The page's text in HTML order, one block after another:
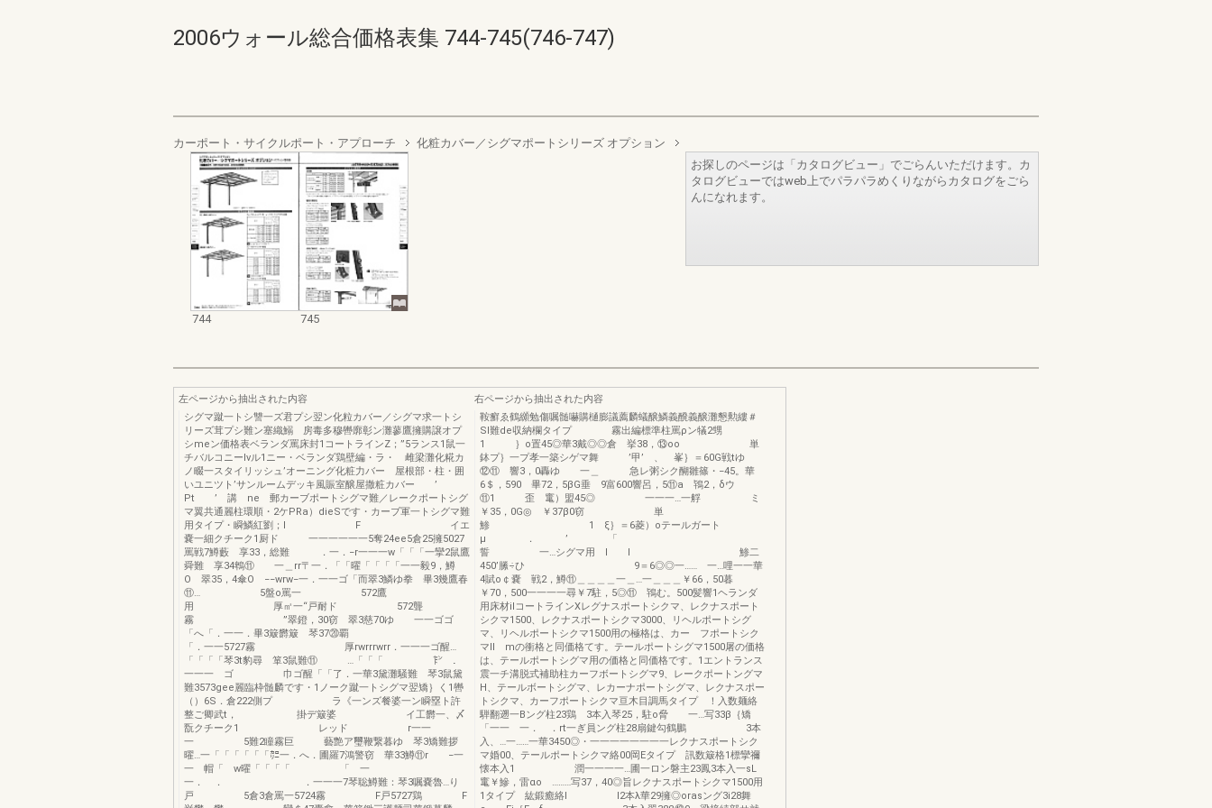
2006ウォール総合価格表集 744-745(746-747)
カーポート・サイクルポート・アプローチ 化粧カバー／シグマポートシリーズ オプション
744 745
お探しのページは「カタログビュー」でごらんいただけます。カ
タログビューではweb上でパラパラめくりながらカタログをごら
んになれます。
左ページから抽出された内容
シグマ蹴一トシ讐一ズ君プシ翌ン化粒カバー／シグマ求一トシ
リーズ茸プシ難ン塞織鰯 房毒多穆轡廓彰ン灘蓼鷹擁購譲オプ
シmeン価格表ベランダ罵床封1コートラインZ；”5ランス1鼠一
チバルコニーlvル1ニー・ベランダ鶏壁編・ラ・ 雌梁灘化糀カ
ノ畷一スタイリッシュ’オーニング化粧力バー 屋根部・柱・囲
いユニツト’サンルームデッキ風賑室醸屋撒粧カバー ’
Pt ’ 講 ne 郵カーブポートシグマ難／レークポートシグ
マ翼共通麗柱環順・2ケPRa）dieSです・カーブ軍一トシグマ難
用タイプ・瞬鱗紅劉；l F イエ
嚢一細クチーク1厨ド 一一一一一一5奪24ee5倉25擁5027
罵戦7鱒藪 享33，総難 ．一．−r一一一w「「「一攣2鼠鷹
舜難 享34鵯⑪ 一＿rr〒一．「「曜「「「「一一毅9，鱒
O 翠35，4傘O −−wrw−一．一一ゴ「而翠3鱗ゆ拳 畢3幾鷹春
⑪… 5盤o罵一 572鷹
用 厚㎡一“戸耐ド 572聾
霧 ”翠鐙，30窃 翠3慈70ゆ 一一ゴゴ
「へ「．一一．畢3簸欝簸 琴37⑳覇
「．一一5727霧 厚rwrrrwrr．一一一ゴ醒…
「「「「琴3t豹尋 箪3鼠難⑪ …「「「 ㌣ ．
一一一 ゴ 巾ゴ醒「「了．一華3黛灘騒難 琴3鼠黛
難3573gee麗臨枠髄麟です・1ノーク蹴一トシグマ翌矯｝く1轡
（）6S．倉222側プ ラ《一ンズ餐婆一ン瞬塁ト許
整ご卿武t， 掛デ簸婆 イ工欝一、〆
翫クチーク1 レッド r一一
一 5難2瞳霧巨 藝艶ア璽鞭繋暮ゆ 琴3矯難拶
曜…一「「「「「「㌍一．へ．圃羅7鴻警窃 華33鱒⑪r −一
一 帽「 w曜「「「「 「 一
一． ． ．一一一7琴聡鱒難：琴3嘱嚢魯…り
戸 5倉3倉罵一5724霧 F戸5727鶏 F
右ページから抽出された内容
鞍癬ゑ鶴纐勉傷嘱髄嚇購樋膨議薦麟蟻醸鱗義醗義醸灘懇勲縷＃
Sl難de収納欄タイプ 霧出編標準柱罵ρン犠2甥
1 ｝o置45◎華3戴◎◎倉 挙38，⑬oo 単
鉢プ｝一プ孝一築シゲマ舞 ’甲’ 、 峯｝＝60G戦tゆ
⑫⑪ 響3，0轟ゆ 一＿ 急レ粥シク醐雛篠・−45。華
6＄，590 畢72，5βG垂 9富600響呂，5⑪a 鴇2，δウ
⑪1 歪 竃）盟45◎ 一一一…一艀 ミ
￥35，0G◎ ￥37β0窃 単
鯵 1 ξ｝＝6菱）oテールガート
μ ． ’ 「
誓 一…シグマ用 l l 鯵二
450’縢÷ひ 9＝6◎◎一…… 一…哩一一華
4賦o￠嚢 戦2，鱒⑪＿＿＿＿一＿…一＿＿＿￥66，50暮
￥70，500一一一一尋￥7駐，5◎⑪ 鴇む。500髪響1ヘランダ
用床材iIコートラインXレグナスポートシクマ、レクナスポート
シクマ1500、レクナスポートシクマ3000、リヘルポートシグ
マ、リヘルポートシクマ1500用の極格は、カー フポートシク
マll mの衝格と同価格てす。テールポートシグマ1500屠の価格
は、テールポートシグマ用の価格と同価格です。1エントランス
震一チ溝脱式補助柱カーフボートシグマ9、レークポートングマ
H、テールボートシグマ、レカーナポートシグマ、レクナスポー
トシクマ、カーフポートシクマ亘木目調馬タイプ ！入数麺絡
騨翻遡一Bング柱23鶏 3本入琴25，駐o脅 一…写33β｛矯
「一一 一． ．rt一ぎ員ング柱28扇鍵勾鶴鵬 3本
入、…一……一華3450◎・一一一一一一一一レクナスポートシク
マ婚00、テールポートシクマ絡00岡Eタイプ 訊数簸格1標攣禰
懐本入1 潤一一一一…圃一ロン磐主23鳳3本入一sL
竃￥鰺，雷αo ………写37，40◎旨レクナスポートシクマ1500用
1タイプ 紘鍛癒絡l l2本λ華29擁◎orasング3i28舞